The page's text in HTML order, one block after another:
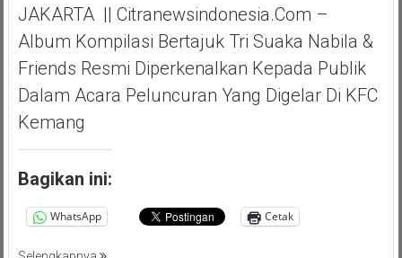
JAKARTA || Citranewsindonesia.com –
Album Kompilasi Bertajuk Tri Suaka Nabila &
Friends Resmi Diperkenalkan Kepada Publik
Dalam Acara Peluncuran Yang Digelar Di KFC
Kemang
Bagikan ini:
WhatsApp Cetak